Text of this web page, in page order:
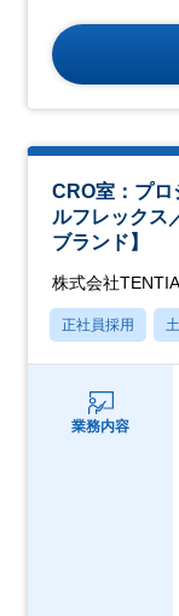
CRO室：プロ
ルフレックス
ブランド】
株式会社
正社員採用
業務内容